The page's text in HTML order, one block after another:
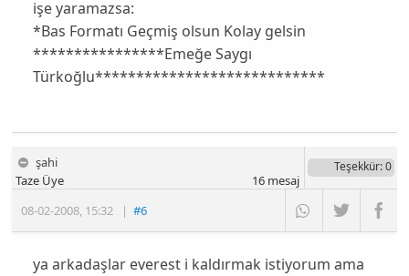
işe yaramazsa:
*Bas Formatı Geçmiş olsun Kolay gelsin
****************Emeğe Saygı
Türkoğlu****************************
şahi
08-02-2008, 15:32 |#6
Taze Üye
Teşekkür: 0
16mesaj
ya arkadaşlar everest i kaldırmak istiyorum ama